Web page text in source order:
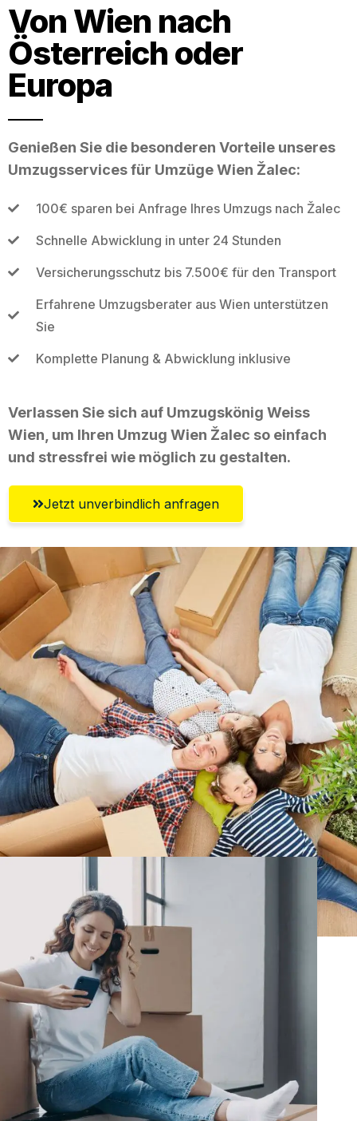
Von Wien nach
Österreich oder
Europa
Genießen Sie die besonderen Vorteile unseres
Umzugsservices für Umzüge Wien Žalec:
100€ sparen bei Anfrage Ihres Umzugs nach Žalec
Schnelle Abwicklung in unter 24 Stunden
Versicherungsschutz bis 7.500€ für den Transport
Erfahrene Umzugsberater aus Wien unterstützen
Sie
Komplette Planung & Abwicklung inklusive
Verlassen Sie sich auf Umzugskönig Weiss
Wien, um Ihren Umzug Wien Žalec so einfach
und stressfrei wie möglich zu gestalten.
Jetzt unverbindlich anfragen